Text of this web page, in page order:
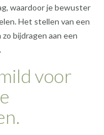
waardoor je bewuster
Het stellen van een
bijdragen aan een
voor